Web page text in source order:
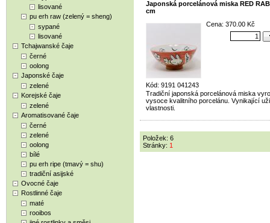
lisované
pu erh raw (zelený = sheng)
sypané
lisované
Tchajwanské čaje
černé
oolong
Japonské čaje
zelené
Korejské čaje
zelené
Aromatisované čaje
černé
zelené
oolong
bílé
pu erh ripe (tmavý = shu)
tradiční asijské
Ovocné čaje
Rostlinné čaje
maté
rooibos
Japonská porcelánová miska RED
cm
Kód: 9191 041243
Cena: 370.00 Kč
Tradiční japonská porcelánová miska
vysoce kvalitního porcelánu. Vynikající
vlastnosti.
Položek: 6
Stránky: 1